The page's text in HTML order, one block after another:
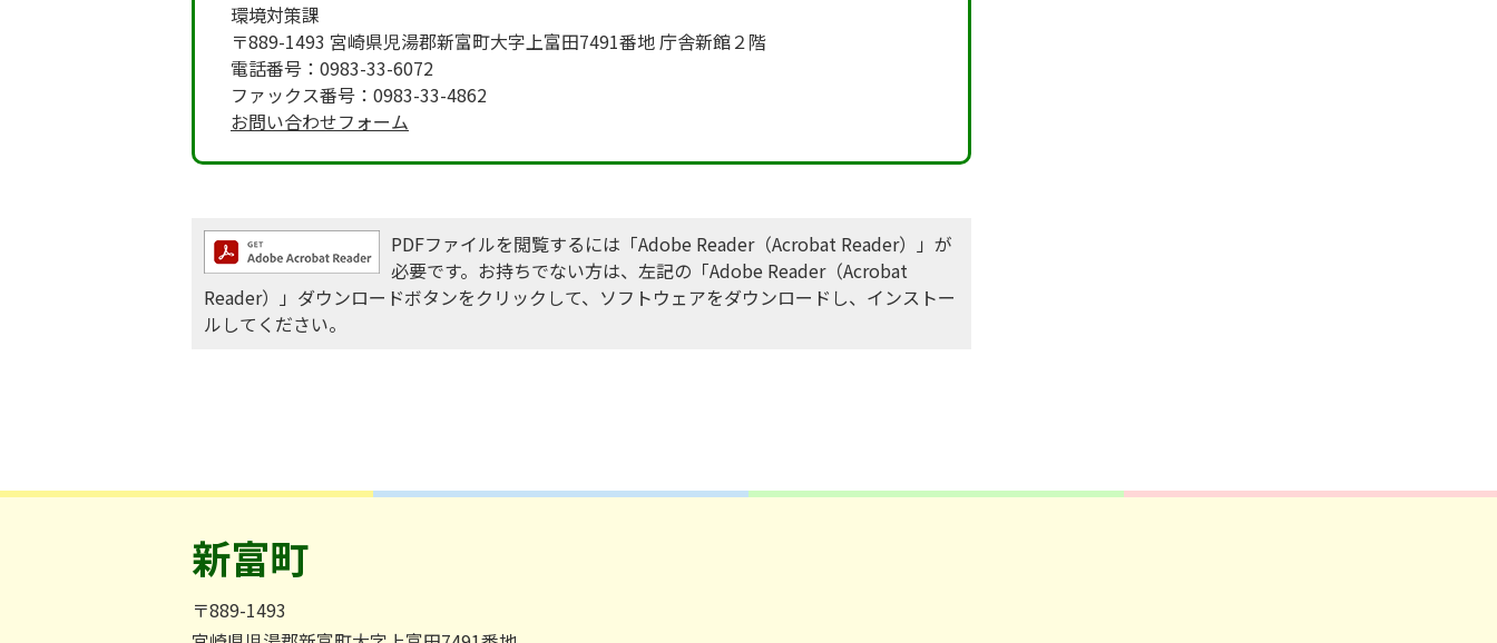
環境対策課
〒889-1493 宮崎県児湯郡新富町大字上富田7491番地 庁舎新館２階
電話番号：0983-33-6072
ファックス番号：0983-33-4862
お問い合わせフォーム
PDFファイルを閲覧するには「Adobe Reader（Acrobat Reader）」が
必要です。お持ちでない方は、左記の「Adobe Reader（Acrobat
Reader）」ダウンロードボタンをクリックして、ソフトウェアをダウンロードし、インストー
ルしてください。
新富町
〒889-1493